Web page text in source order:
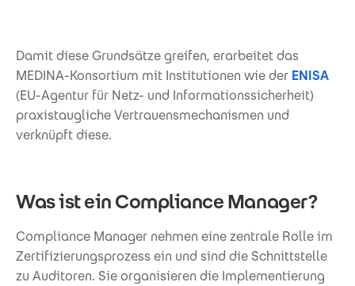
Damit diese Grundsätze greifen, erarbeitet das
MEDINA-Konsortium mit Institutionen wie der ENISA
(EU-Agentur für Netz- und Informationssicherheit)
praxistaugliche Vertrauensmechanismen und
verknüpft diese.
Was ist ein Compliance Manager?
Compliance Manager nehmen eine zentrale Rolle im
Zertifizierungsprozess ein und sind die Schnittstelle
zu Auditoren. Sie organisieren die Implementierung